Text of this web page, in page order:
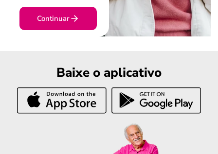
Continuar
Baixe o aplicativo